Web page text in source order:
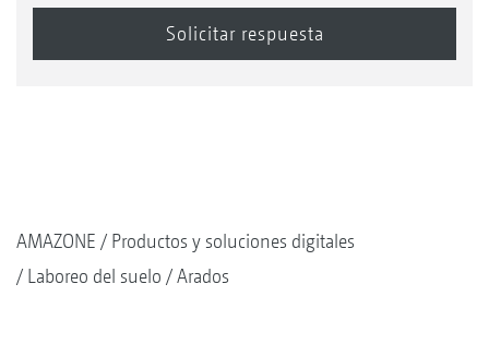
AMAZONE
Productos y soluciones digitales
Laboreo del suelo
Arados